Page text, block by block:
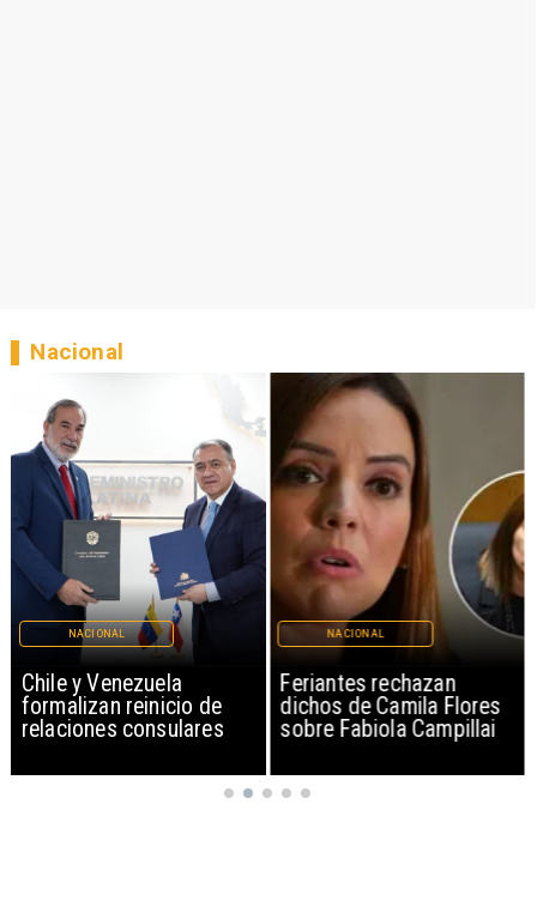
Chile y Venezuela
formalizan reinicio de
relaciones consulares
NACIONAL
Feriantes rechazan
dichos de Camila Flores
sobre Fabiola Campillai
NACIONAL
Nacional